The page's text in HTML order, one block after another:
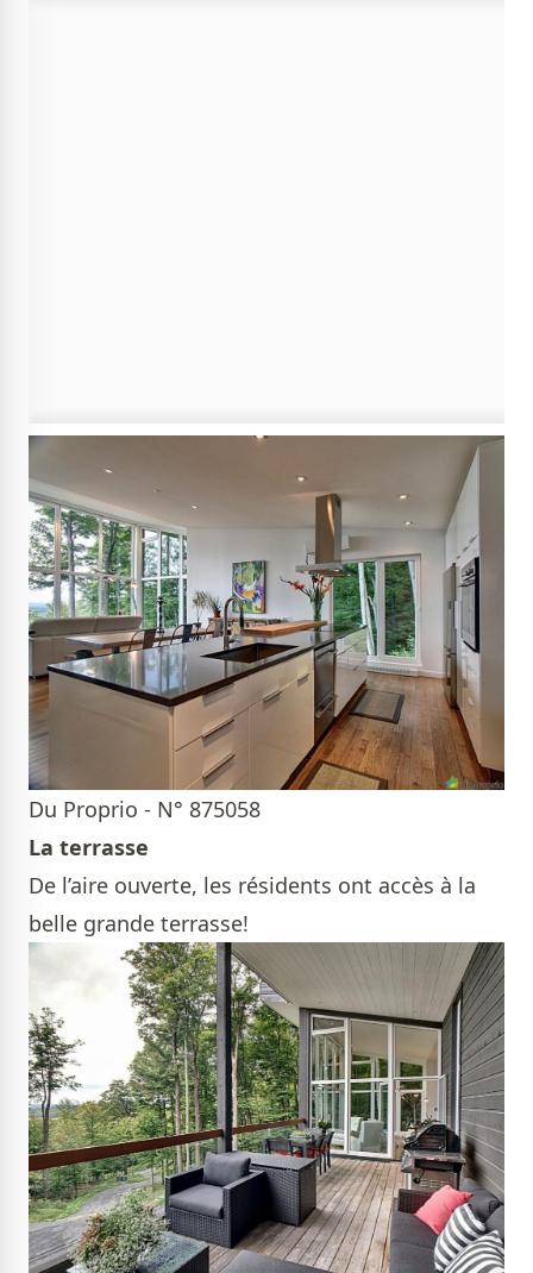
Du Proprio - N° 875058
La terrasse
De l’aire ouverte, les résidents ont accès à la
belle grande terrasse!